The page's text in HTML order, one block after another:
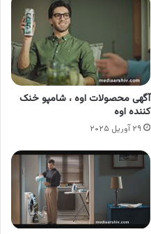
آگهی محصولات اوه ، شامپو خنک
کننده اوه
۲۹ آوریل ۲۰۲۵